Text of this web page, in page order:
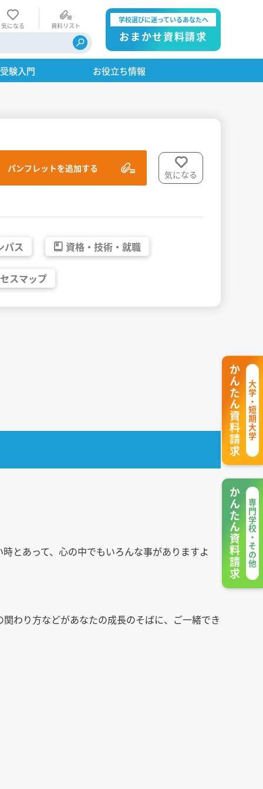
気になる 資料リスト
学校選びに迷っているあなたへ
おまかせ資料請求
験入門 お役立ち情報
パンフレットを追加する
気になる
パス 資格・ 技術・ 就職
スマップ
とあって、心の中でもいろんな事がありますよ
わり方などがあなたの成長のそばに、ご一緒でき
大学・短期大学
かんたん資料請求
専門学校・その他
かんたん資料請求